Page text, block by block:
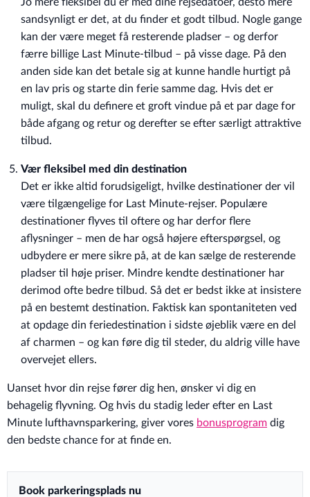
sandsynligt er det, at du finder et godt tilbud. Nogle gange
kan der være meget få resterende pladser – og derfor
færre billige Last Minute-tilbud – på visse dage. På den
anden side kan det betale sig at kunne handle hurtigt på
en lav pris og starte din ferie samme dag. Hvis det er
muligt, skal du definere et groft vindue på et par dage for
både afgang og retur og derefter se efter særligt attraktive
tilbud.
Vær fleksibel med din destination
Det er ikke altid forudsigeligt, hvilke destinationer der vil
være tilgængelige for Last Minute-rejser. Populære
destinationer flyves til oftere og har derfor flere
aflysninger – men de har også højere efterspørgsel, og
udbydere er mere sikre på, at de kan sælge de resterende
pladser til høje priser. Mindre kendte destinationer har
derimod ofte bedre tilbud. Så det er bedst ikke at insistere
på en bestemt destination. Faktisk kan spontaniteten ved
at opdage din feriedestination i sidste øjeblik være en del
af charmen – og kan føre dig til steder, du aldrig ville have
overvejet ellers.
Uanset hvor din rejse fører dig hen, ønsker vi dig en
behagelig flyvning. Og hvis du stadig leder efter en Last
Minute lufthavnsparkering, giver vores bonusprogram dig
den bedste chance for at finde en.
Book parkeringsplads nu